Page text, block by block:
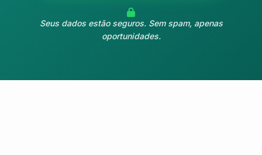
Seus dados estão seguros. Sem spam, apenas
oportunidades.